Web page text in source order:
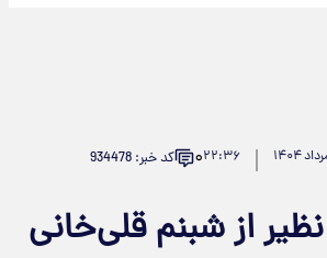
۲۲:۳۶۰ کد خبر: 934478
از شبنم قلی‌خانی